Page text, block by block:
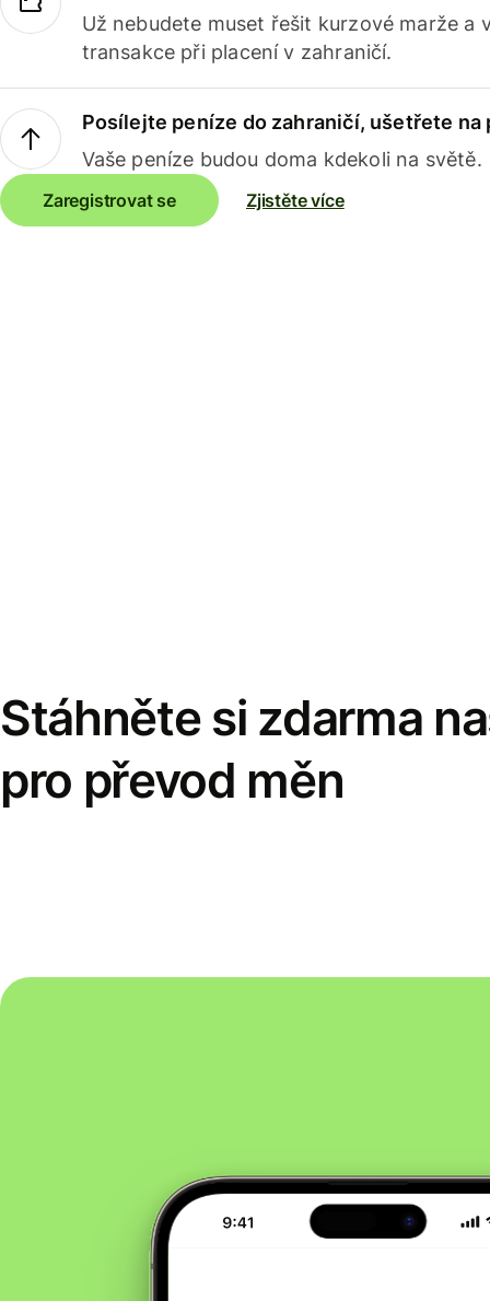
Už nebudete muset řešit kurzové marže a
transakce při placení v zahraničí.
Posílejte peníze do zahraničí, ušetřete na
Vaše peníze budou doma kdekoli na světě.
Zaregistrovat se Zjistěte více
Stáhněte si zdarma
pro převod měn